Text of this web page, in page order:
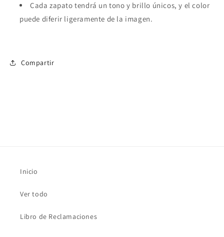
Cada zapato tendrá un tono y brillo únicos, y el color
puede diferir ligeramente de la imagen.
Compartir
Inicio
Ver todo
Libro de Reclamaciones